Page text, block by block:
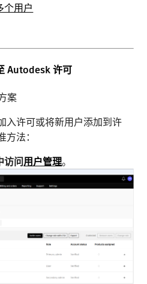
个用户
Autodesk 许可
案
入许可或将新用户添加到许
方法：
访问用户管理。